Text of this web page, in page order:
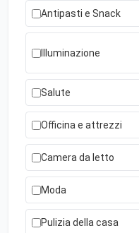
Antipasti e Snack
Illuminazione
Salute
Officina e attrezzi
Camera da letto
Moda
Pulizia della casa